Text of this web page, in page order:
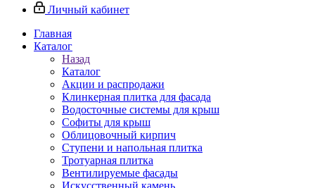
Личный кабинет
Главная
Каталог
Назад
Каталог
Акции и распродажи
Клинкерная плитка для фасада
Водосточные системы для крыш
Софиты для крыш
Облицовочный кирпич
Ступени и напольная плитка
Тротуарная плитка
Вентилируемые фасады
Искусственный камень